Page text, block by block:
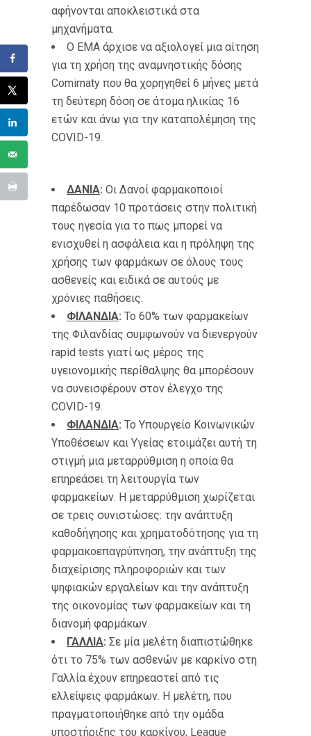
αφήνονται αποκλειστικά στα
μηχανήματα.
Ο EMA άρχισε να αξιολογεί μια αίτηση
για τη χρήση της αναμνηστικής δόσης
Comirnaty που θα χορηγηθεί 6 μήνες μετά
τη δεύτερη δόση σε άτομα ηλικίας 16
ετών και άνω για την καταπολέμηση της
COVID-19.
ΔΑΝΙΑ: Οι Δανοί φαρμακοποιοί
παρέδωσαν 10 προτάσεις στην πολιτική
τους ηγεσία για το πως μπορεί να
ενισχυθεί η ασφάλεια και η πρόληψη της
χρήσης των φαρμάκων σε όλους τους
ασθενείς και ειδικά σε αυτούς με
χρόνιες παθήσεις.
ΦΙΛΑΝΔΙΑ: Το 60% των φαρμακείων
της Φιλανδίας συμφωνούν να διενεργούν
rapid tests γιατί ως μέρος της
υγειονομικής περίθαλψης θα μπορέσουν
να συνεισφέρουν στον έλεγχο της
COVID-19.
ΦΙΛΑΝΔΙΑ: Το Υπουργείο Κοινωνικών
Υποθέσεων και Υγείας ετοιμάζει αυτή τη
στιγμή μια μεταρρύθμιση η οποία θα
επηρεάσει τη λειτουργία των
φαρμακείων. Η μεταρρύθμιση χωρίζεται
σε τρεις συνιστώσες: την ανάπτυξη
καθοδήγησης και χρηματοδότησης για τη
φαρμακοεπαγρύπνηση, την ανάπτυξη της
διαχείρισης πληροφοριών και των
ψηφιακών εργαλείων και την ανάπτυξη
της οικονομίας των φαρμακείων και τη
διανομή φαρμάκων.
ΓΑΛΛΙΑ: Σε μία μελέτη διαπιστώθηκε
ότι το 75% των ασθενών με καρκίνο στη
Γαλλία έχουν επηρεαστεί από τις
ελλείψεις φαρμάκων. Η μελέτη, που
πραγματοποιήθηκε από την ομάδα
υποστήριξης του καρκίνου, League